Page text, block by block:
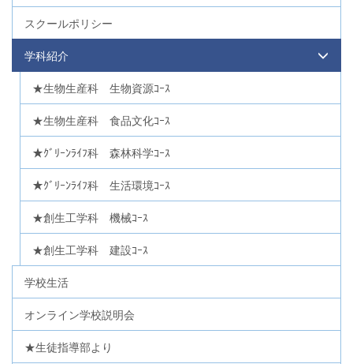
スクールポリシー
学科紹介
★生物生産科 生物資源ｺｰｽ
★生物生産科 食品文化ｺｰｽ
★ｸﾞﾘｰﾝﾗｲﾌ科 森林科学ｺｰｽ
★ｸﾞﾘｰﾝﾗｲﾌ科 生活環境ｺｰｽ
★創生工学科 機械ｺｰｽ
★創生工学科 建設ｺｰｽ
学校生活
オンライン学校説明会
★生徒指導部より